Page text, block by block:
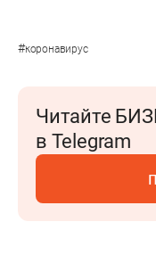
#коронавирус
Читайте
в Telegram